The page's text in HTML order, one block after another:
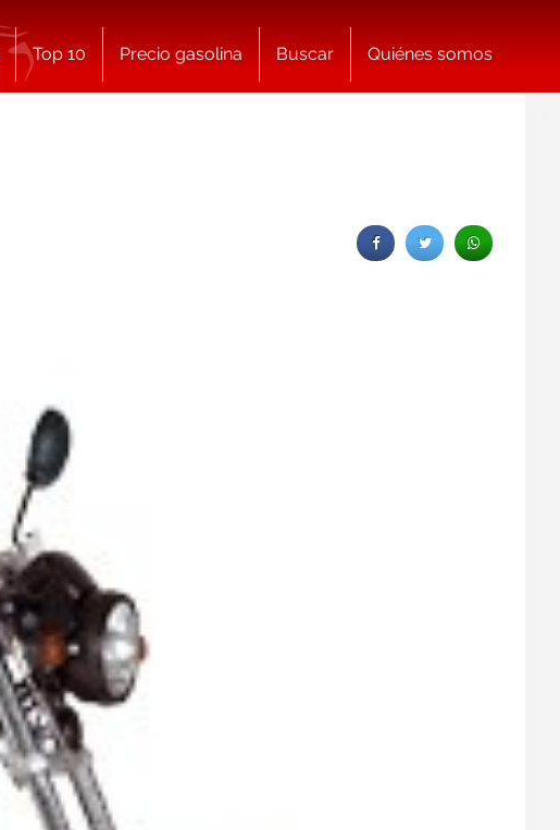
Top 10 Precio gasolina Buscar Quiénes somos